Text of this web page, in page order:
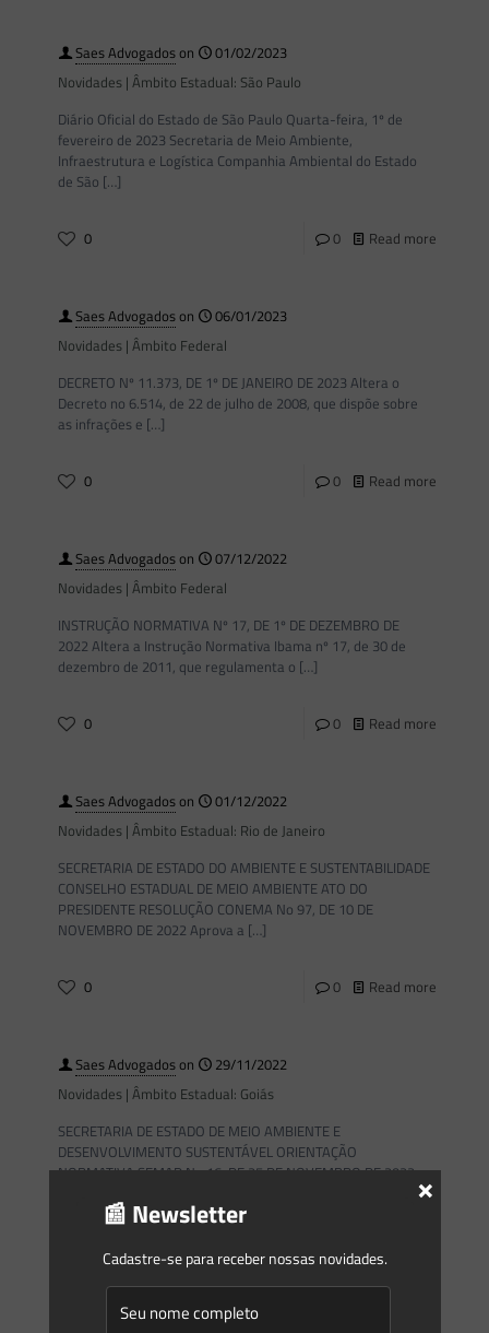
Saes Advogadoson
01/02/2023
Novidades | Âmbito Estadual: São Paulo
Diário Oficial do Estado de São Paulo Quarta-feira, 1º de
fevereiro de 2023 Secretaria de Meio Ambiente,
Infraestrutura e Logística Companhia Ambiental do Estado
de São […]
0 0 Read more
Saes Advogadoson
06/01/2023
Novidades | Âmbito Federal
DECRETO Nº 11.373, DE 1º DE JANEIRO DE 2023 Altera o
Decreto no 6.514, de 22 de julho de 2008, que dispõe sobre
as infrações e […]
0 0 Read more
Saes Advogadoson
07/12/2022
Novidades | Âmbito Federal
INSTRUÇÃO NORMATIVA Nº 17, DE 1º DE DEZEMBRO DE
2022 Altera a Instrução Normativa Ibama nº 17, de 30 de
dezembro de 2011, que regulamenta o […]
0 0 Read more
Saes Advogadoson
01/12/2022
Novidades | Âmbito Estadual: Rio de Janeiro
SECRETARIA DE ESTADO DO AMBIENTE E SUSTENTABILIDADE
CONSELHO ESTADUAL DE MEIO AMBIENTE ATO DO
PRESIDENTE RESOLUÇÃO CONEMA No 97, DE 10 DE
NOVEMBRO DE 2022 Aprova a […]
0 0 Read more
Saes Advogadoson
29/11/2022
Novidades | Âmbito Estadual: Goiás
SECRETARIA DE ESTADO DE MEIO AMBIENTE E
DESENVOLVIMENTO SUSTENTÁVEL ORIENTAÇÃO
NORMATIVA SEMAD No 16, DE 25 DE NOVEMBRO DE 2022
Read more
29/11/2022
📰 Newsletter
Cadastre-se para receber nossas novidades.
×